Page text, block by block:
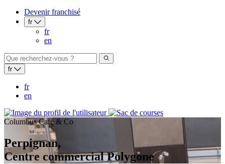
Devenir franchisé
fr
fr
en
fr
fr
en
Columbus Café & Co
Perpignan,
Centre commercial Polygone